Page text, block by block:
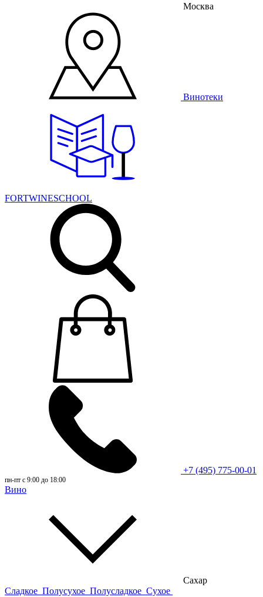
Москва
Винотеки
FORTWINESCHOOL
+7 (495) 775-00-01
пн-пт с 9:00 до 18:00
Вино
Сахар
Сладкое Полусухое Полусладкое Сухое